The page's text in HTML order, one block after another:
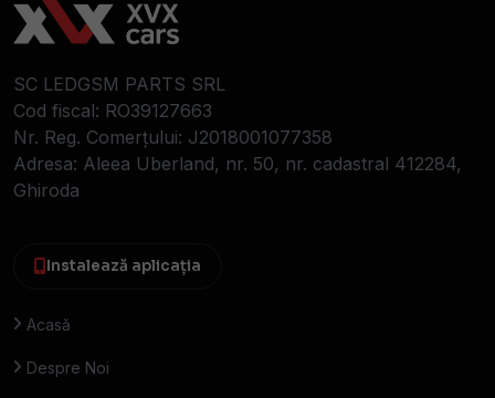
SC LEDGSM PARTS SRL
Cod fiscal: RO39127663
Nr. Reg. Comerțului: J2018001077358
Adresa: Aleea Uberland, nr. 50, nr. cadastral 412284,
Ghiroda
Instalează aplicația
Acasă
Despre Noi